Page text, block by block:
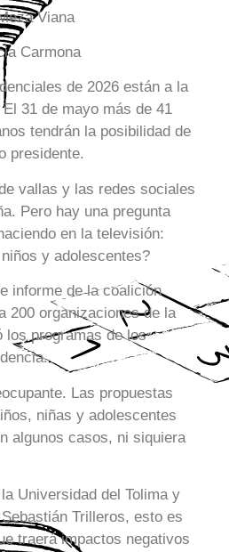
Viana
Carmona
de 2026 están a la
31 de mayo más de 41
tendrán la posibilidad de
presidente.
vallas y las redes sociales
Pero hay una pregunta
en la televisión:
y adolescentes?
informe de la coalición
200 organizaciones de la
programas de los
Las propuestas
niñas y adolescentes
algunos casos, ni siquiera
Universidad del Tolima y
Trilleros, esto es
traerá impactos negativos